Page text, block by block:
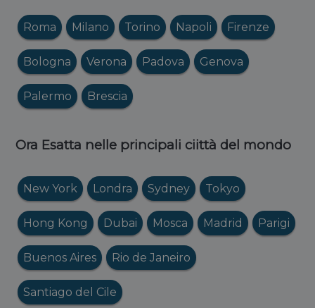
Roma Milano Torino Napoli Firenze
Bologna Verona Padova Genova
Palermo Brescia
Ora Esatta nelle principali ciittà del mondo
New York Londra Sydney Tokyo
Hong Kong Dubai Mosca Madrid Parigi
Buenos Aires Rio de Janeiro
Santiago del Cile